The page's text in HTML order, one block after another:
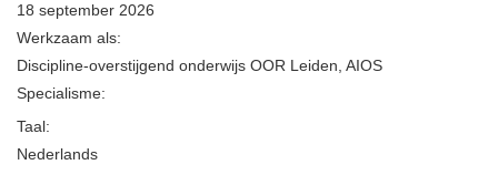
18 september 2026
Werkzaam als:
Discipline-overstijgend onderwijs OOR Leiden, AIOS
Specialisme:
Taal:
Nederlands